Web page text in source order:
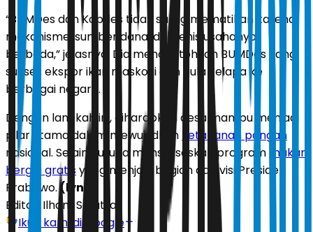
“BUMDes dan Kopdes tidak saling mematikan karena
mekanisme, sumber dana, dan jenis usahanya
berbeda,” jelasnya. Dia mencontohkan BUMDes yang
sukses ekspor ikan maskoki dan gula kelapa ke
berbagai negara.
Dengan langkah ini, diharapkan desa mampu menjadi
pilar utama dalam mewujudkan
ketahanan pangan
nasional. Selain itu juga mensukseskan program
makan
bergizi gratisyang menjadi bagian dari visi Presiden
Prabowo.(lyn)
Editor: Ilham Safutra
Ikuti kami di Google